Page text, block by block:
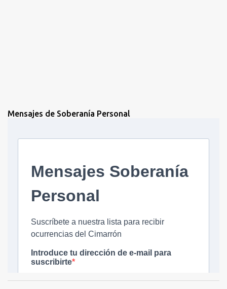
Mensajes de Soberanía Personal